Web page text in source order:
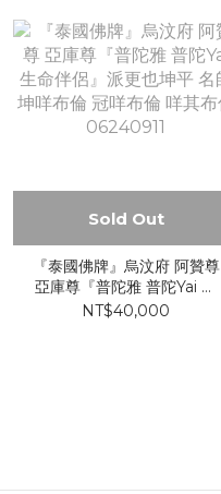
Sold Out
『泰國佛牌』烏汶府 阿贊尊
亞庫尊『普陀雅 普陀Yai 生
命伴侶』派更也坤平 名師 坤
NT$40,000